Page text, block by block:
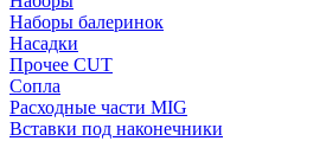
Наборы балеринок
Насадки
Прочее CUT
Сопла
Расходные части MIG
Вставки под наконечники